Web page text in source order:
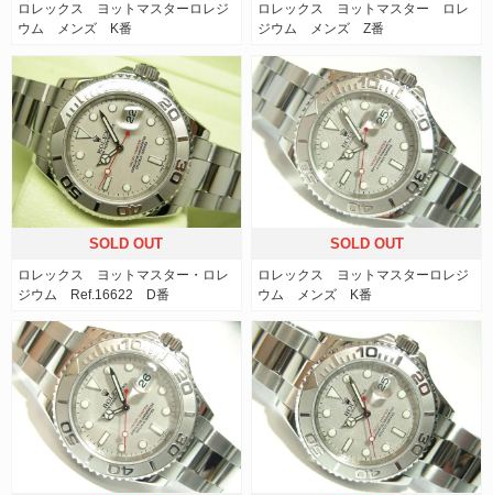
ロレックス ヨットマスターロレジ
ウム メンズ K番
ロレックス ヨットマスター ロレ
ジウム メンズ Z番
SOLD OUT
ロレックス ヨットマスター・ロレ
ジウム Ref.16622 D番
SOLD OUT
ロレックス ヨットマスターロレジ
ウム メンズ K番